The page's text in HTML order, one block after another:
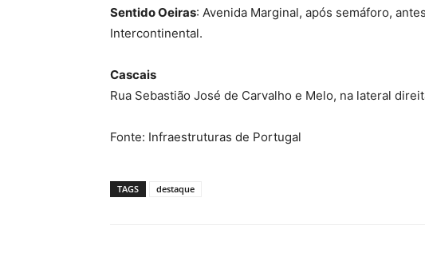
Sentido Oeiras: Avenida Marginal, após semáforo,
Intercontinental.
Cascais
Rua Sebastião José de Carvalho e Melo, na lateral
Fonte: Infraestruturas de Portugal
TAGS destaque